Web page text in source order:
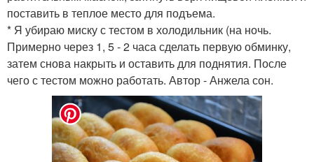
поставить в теплое место для подъема.
* Я убираю миску с тестом в холодильник (на ночь.
Примерно через 1, 5 - 2 часа сделать первую обминку,
затем снова накрыть и оставить для поднятия. После
чего с тестом можно работать. Автор - Анжела сон.